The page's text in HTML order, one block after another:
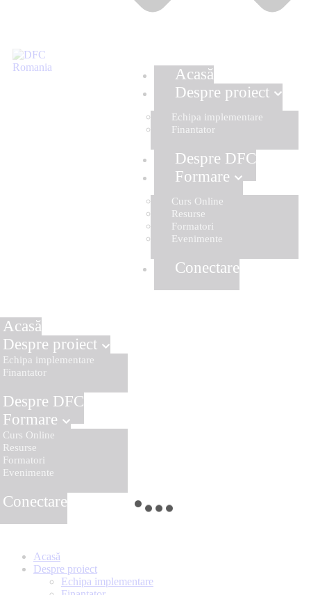
Acasă
Despre proiect
Echipa implementare
Finantator
Despre DFC
Formare
Curs Online
Resurse
Formatori
Evenimente
Conectare
Acasă
Despre proiect
Echipa implementare
Finantator
Despre DFC
Formare
Curs Online
Resurse
Formatori
Evenimente
Conectare
Acasă
Despre proiect
Echipa implementare